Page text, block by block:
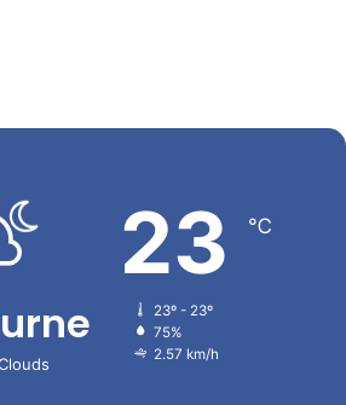
23 ℃
23º - 23º
75%
2.57 km/h